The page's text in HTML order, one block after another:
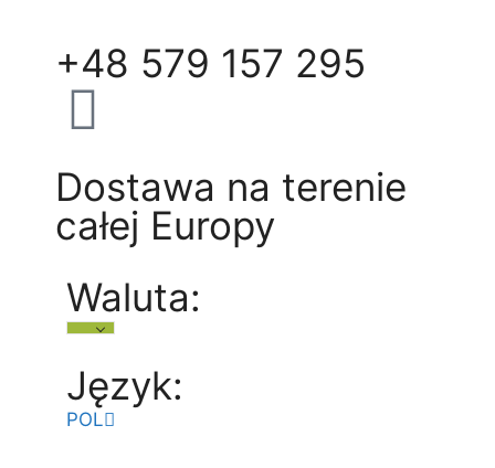
+48 579 157 295
Dostawa na terenie
całej Europy
Waluta:
Język:
POL
ENG